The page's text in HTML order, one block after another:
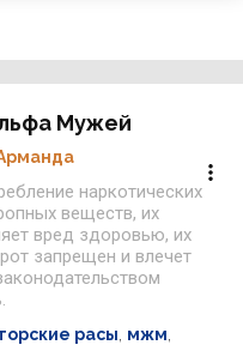
Мужей
наркотических
веществ, их
вред здоровью, их
запрещен и влечет
расы мжм